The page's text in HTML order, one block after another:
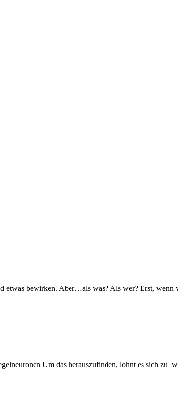
bewirken. Aber…als was? Als wer? Erst, wenn
Um das herauszufinden, lohnt es sich zu